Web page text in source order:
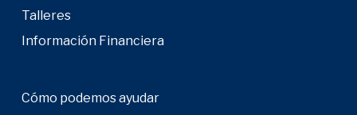
Talleres
Información Financiera
Cómo podemos ayudar